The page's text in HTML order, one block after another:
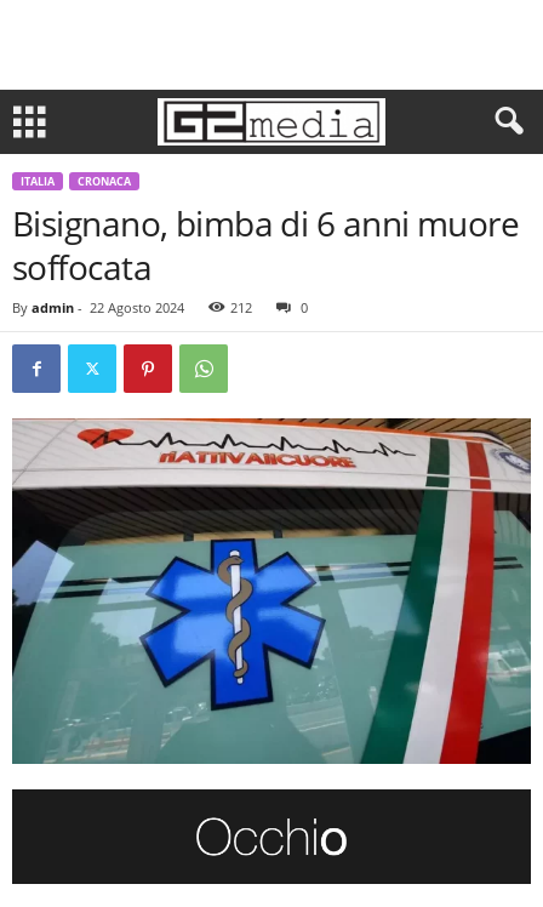
ITALIA CRONACA
Bisignano, bimba di 6 anni muore
soffocata
By admin - 22 Agosto 2024 212 0